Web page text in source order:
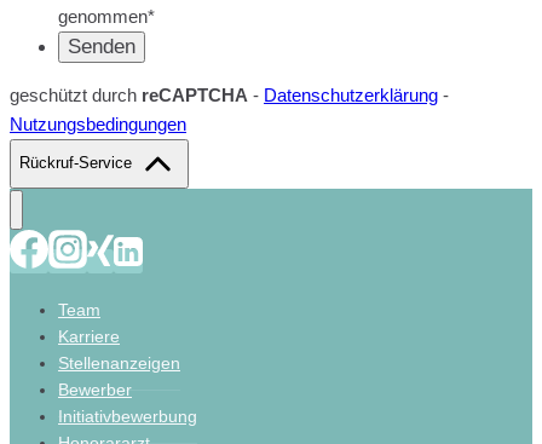
genommen*
geschützt durch reCAPTCHA - Datenschutzerklärung -
Nutzungsbedingungen
Rückruf-Service
Team
Karriere
Stellenanzeigen
Bewerber
Initiativbewerbung